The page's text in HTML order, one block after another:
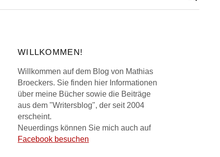
WILLKOMMEN!
Willkommen auf dem Blog von Mathias
Broeckers. Sie finden hier Informationen
über meine Bücher sowie die Beiträge
aus dem "Writersblog", der seit 2004
erscheint.
Neuerdings können Sie mich auch auf
Facebook besuchen